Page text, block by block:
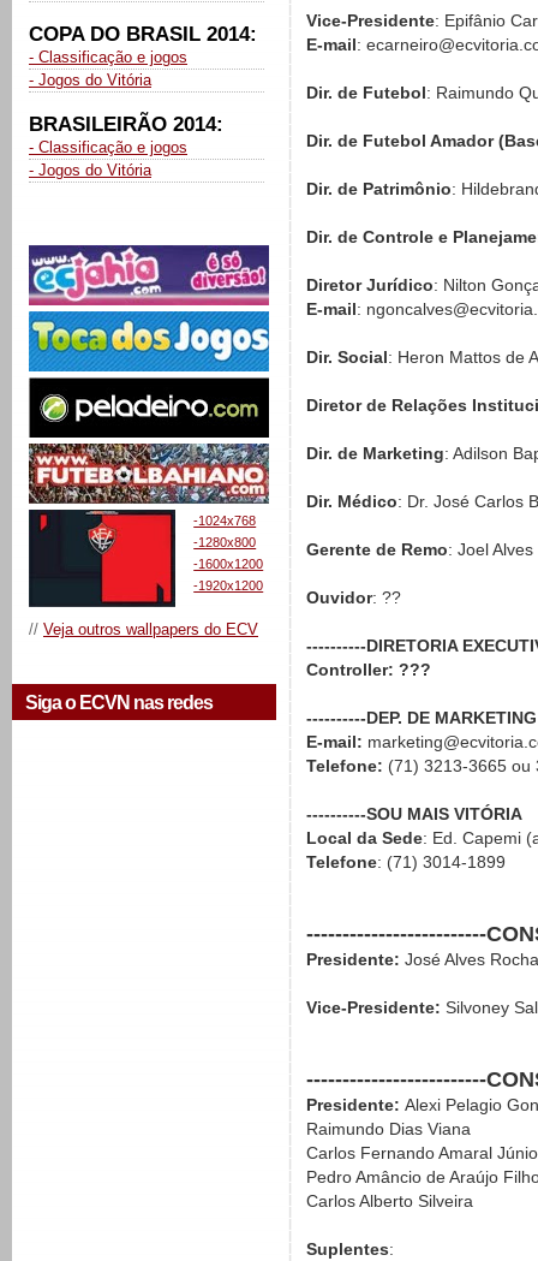
COPA DO BRASIL 2014:
- Classificação e jogos
- Jogos do Vitória
BRASILEIRÃO 2014:
- Classificação e jogos
- Jogos do Vitória
-1024x768
-1280x800
-1600x1200
-1920x1200
// Veja outros wallpapers do ECV
Siga o ECVN nas redes
Vice-Presidente: Epifânio
E-mail:
Dir. de Futebol: Raimundo
Dir. de Futebol Amador
Dir. de Patrimônio:
Dir. de Controle e
Diretor Jurídico: Nilton
E-mail:
Dir. Social: Heron Mattos de
Diretor de Relações
Dir. de Marketing: Adilson
Dir. Médico: Dr. José Carlos
Gerente de Remo: Joel
Ouvidor: ??
----------DIRETORIA
Controller: ???
----------DEP. DE MARKETING
E-mail:
Telefone: (71) 3213-3665 ou
----------SOU MAIS VITÓRIA
Local da Sede: Ed. Capemi
Telefone: (71) 3014-1899
-------------------------
Presidente: José Alves Rocha
Vice-Presidente: Silvoney
-------------------------
Presidente: Alexi Pelagio
Raimundo Dias Viana
Carlos Fernando Amaral
Pedro Amâncio de Araújo
Carlos Alberto Silveira
Suplentes: